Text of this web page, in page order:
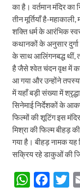
का है। वर्तमान मंदिर का
तीन मूर्तियाँ है-
शक्ति धर्म के आरंभिक
कथानकों के अनुसार दुर्गा
के साथ आलिंगनबद्ध थीं,
है जैसे श्वेत चंदन वृक्ष में
आ गया और उन्होंने तपस्या
में यहाँ बड़ी संख्या में
सिनेमाई निर्देशकों के
फिल्मों की शूटिंग इस
मिश्रा की फिल्म बीहड़
गया है। बीहड़ नामक
सक्रिय रहे डाकुओं की
W F
T